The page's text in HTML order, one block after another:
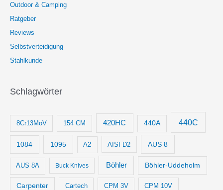
Outdoor & Camping
Ratgeber
Reviews
Selbstverteidigung
Stahlkunde
Schlagwörter
8Cr13MoV 154 CM 420HC 440A 440C
1084 1095 A2 AISI D2 AUS 8
AUS 8A Buck Knives Böhler Böhler-Uddeholm
Carpenter Cartech CPM 3V CPM 10V